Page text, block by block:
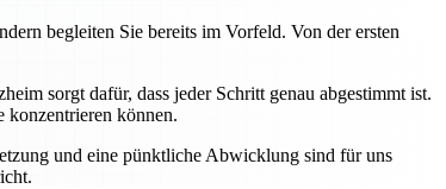
begleiten Sie bereits im Vorfeld. Von der ersten
sorgt dafür, dass jeder Schritt genau abgestimmt ist.
konzentrieren können.
und eine pünktliche Abwicklung sind für uns